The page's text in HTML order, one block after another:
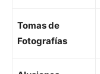
Tomas de
Fotografías